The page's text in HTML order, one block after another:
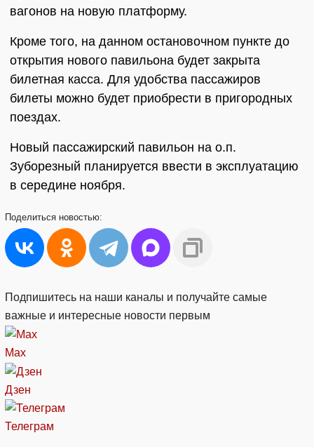
вагонов на новую платформу.
Кроме того, на данном остановочном пункте до
открытия нового павильона будет закрыта
билетная касса. Для удобства пассажиров
билеты можно будет приобрести в пригородных
поездах.
Новый пассажирский павильон на о.п.
Зуборезный планируется ввести в эксплуатацию
в середине ноября.
Поделиться новостью:
Подпишитесь на наши каналы и получайте самые
важные и интересные новости первым
Max
Дзен
Телеграм